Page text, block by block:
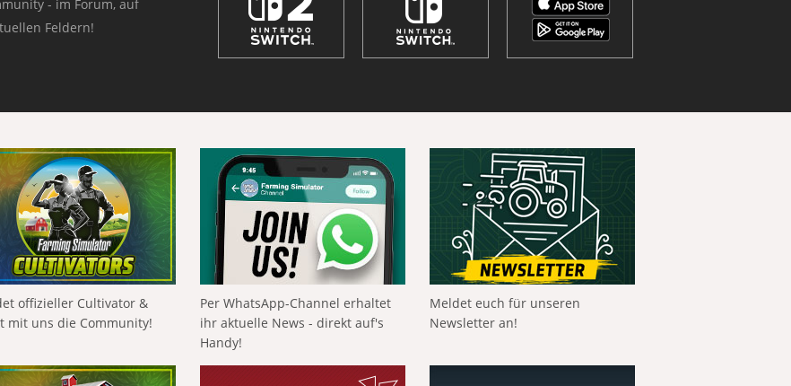
- im Forum, auf
Feldern!
offizieller Cultivator &
mit uns die Community!
Per WhatsApp-Channel erhaltet
ihr aktuelle News - direkt auf's
Handy!
Meldet euch für unseren
Newsletter an!